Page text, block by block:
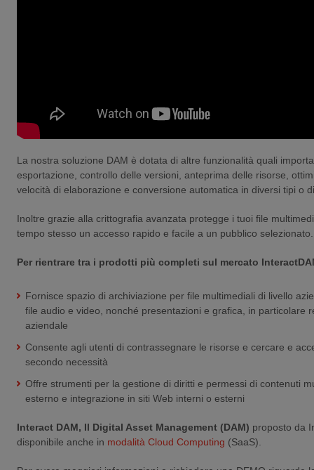
La nostra soluzione DAM è dotata di altre funzionalità quali
esportazione, controllo delle versioni, anteprima delle risorse,
velocità di elaborazione e conversione automatica in diversi tipi o
Inoltre grazie alla crittografia avanzata protegge i tuoi file
tempo stesso un accesso rapido e facile a un pubblico selezionato.
Per rientrare tra i prodotti più completi sul mercato
Fornisce spazio di archiviazione per file multimediali di livello
file audio e video, nonché presentazioni e grafica, in particolare
aziendale
Consente agli utenti di contrassegnare le risorse e cercare e
secondo necessità
Offre strumenti per la gestione di diritti e permessi di contenuti
esterno e integrazione in siti Web interni o esterni
Interact DAM, Il Digital Asset Management (DAM) proposto da
disponibile anche in modalità Cloud Computing (SaaS).